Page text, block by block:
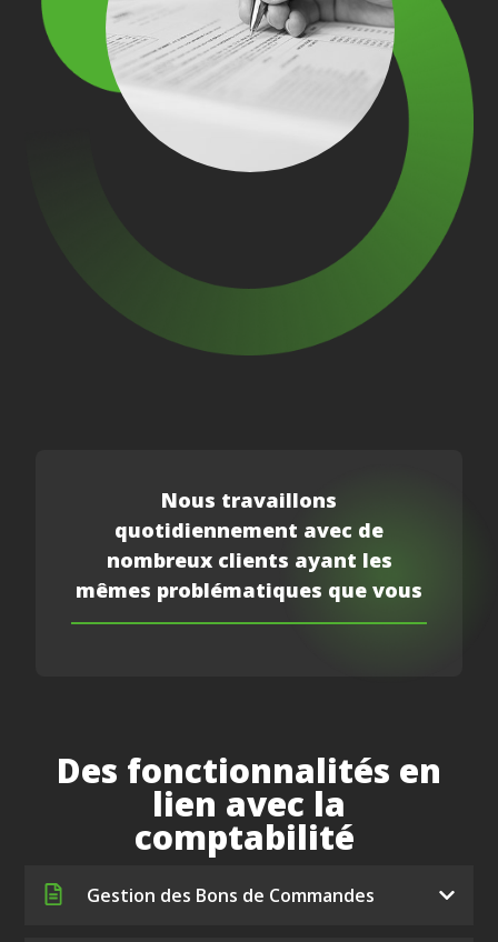
Nous travaillons
quotidiennement avec de
nombreux clients ayant les
mêmes problématiques que vous
Des fonctionnalités en
lien avec la
comptabilité
Gestion des Bons de Commandes